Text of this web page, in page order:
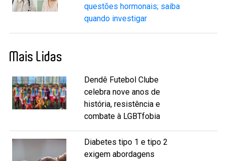
questões hormonais; saiba
quando investigar
Mais Lidas
Dendê Futebol Clube
celebra nove anos de
história, resistência e
combate à LGBTfobia
Diabetes tipo 1 e tipo 2
exigem abordagens